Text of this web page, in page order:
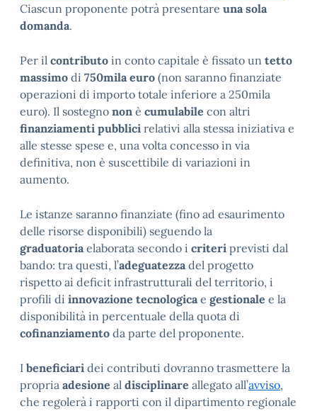
Ciascun proponente potrà presentare una sola
domanda.
Per il contributo in conto capitale è fissato un tetto
massimo di 750mila euro (non saranno finanziate
operazioni di importo totale inferiore a 250mila
euro). Il sostegno non è cumulabile con altri
finanziamenti pubblici relativi alla stessa iniziativa e
alle stesse spese e, una volta concesso in via
definitiva, non è suscettibile di variazioni in
aumento.
Le istanze saranno finanziate (fino ad esaurimento
delle risorse disponibili) seguendo la
graduatoriaelaborata secondo i criteri previsti dal
bando: tra questi, l’adeguatezzadel progetto
rispetto ai deficit infrastrutturali del territorio, i
profili di innovazione tecnologicae gestionale e la
disponibilità in percentuale della quota di
cofinanziamento da parte del proponente.
I beneficiari dei contributi dovranno trasmettere la
propria adesione al disciplinare allegato all’avviso,
che regolerà i rapporti con il dipartimento regionale